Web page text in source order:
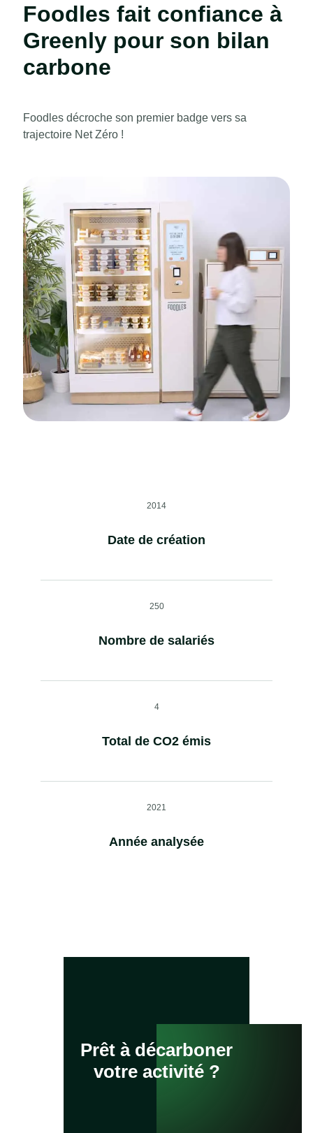
Foodles fait confiance à
Greenly pour son bilan
carbone
Foodles décroche son premier badge vers sa
trajectoire Net Zéro !
2014
Date de création
250
Nombre de salariés
4
Total de CO2 émis
2021
Année analysée
Prêt à décarboner
votre activité ?